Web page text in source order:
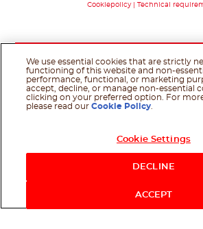
Cookiepolicy
Technical
We use essential cookies that are strictly
functioning of this website and non-
performance, functional, or marketing
accept, decline, or manage non-essential
clicking on your preferred option. For
please read ourCookie Policy
Cookie Settings
DECLINE
ACCEPT